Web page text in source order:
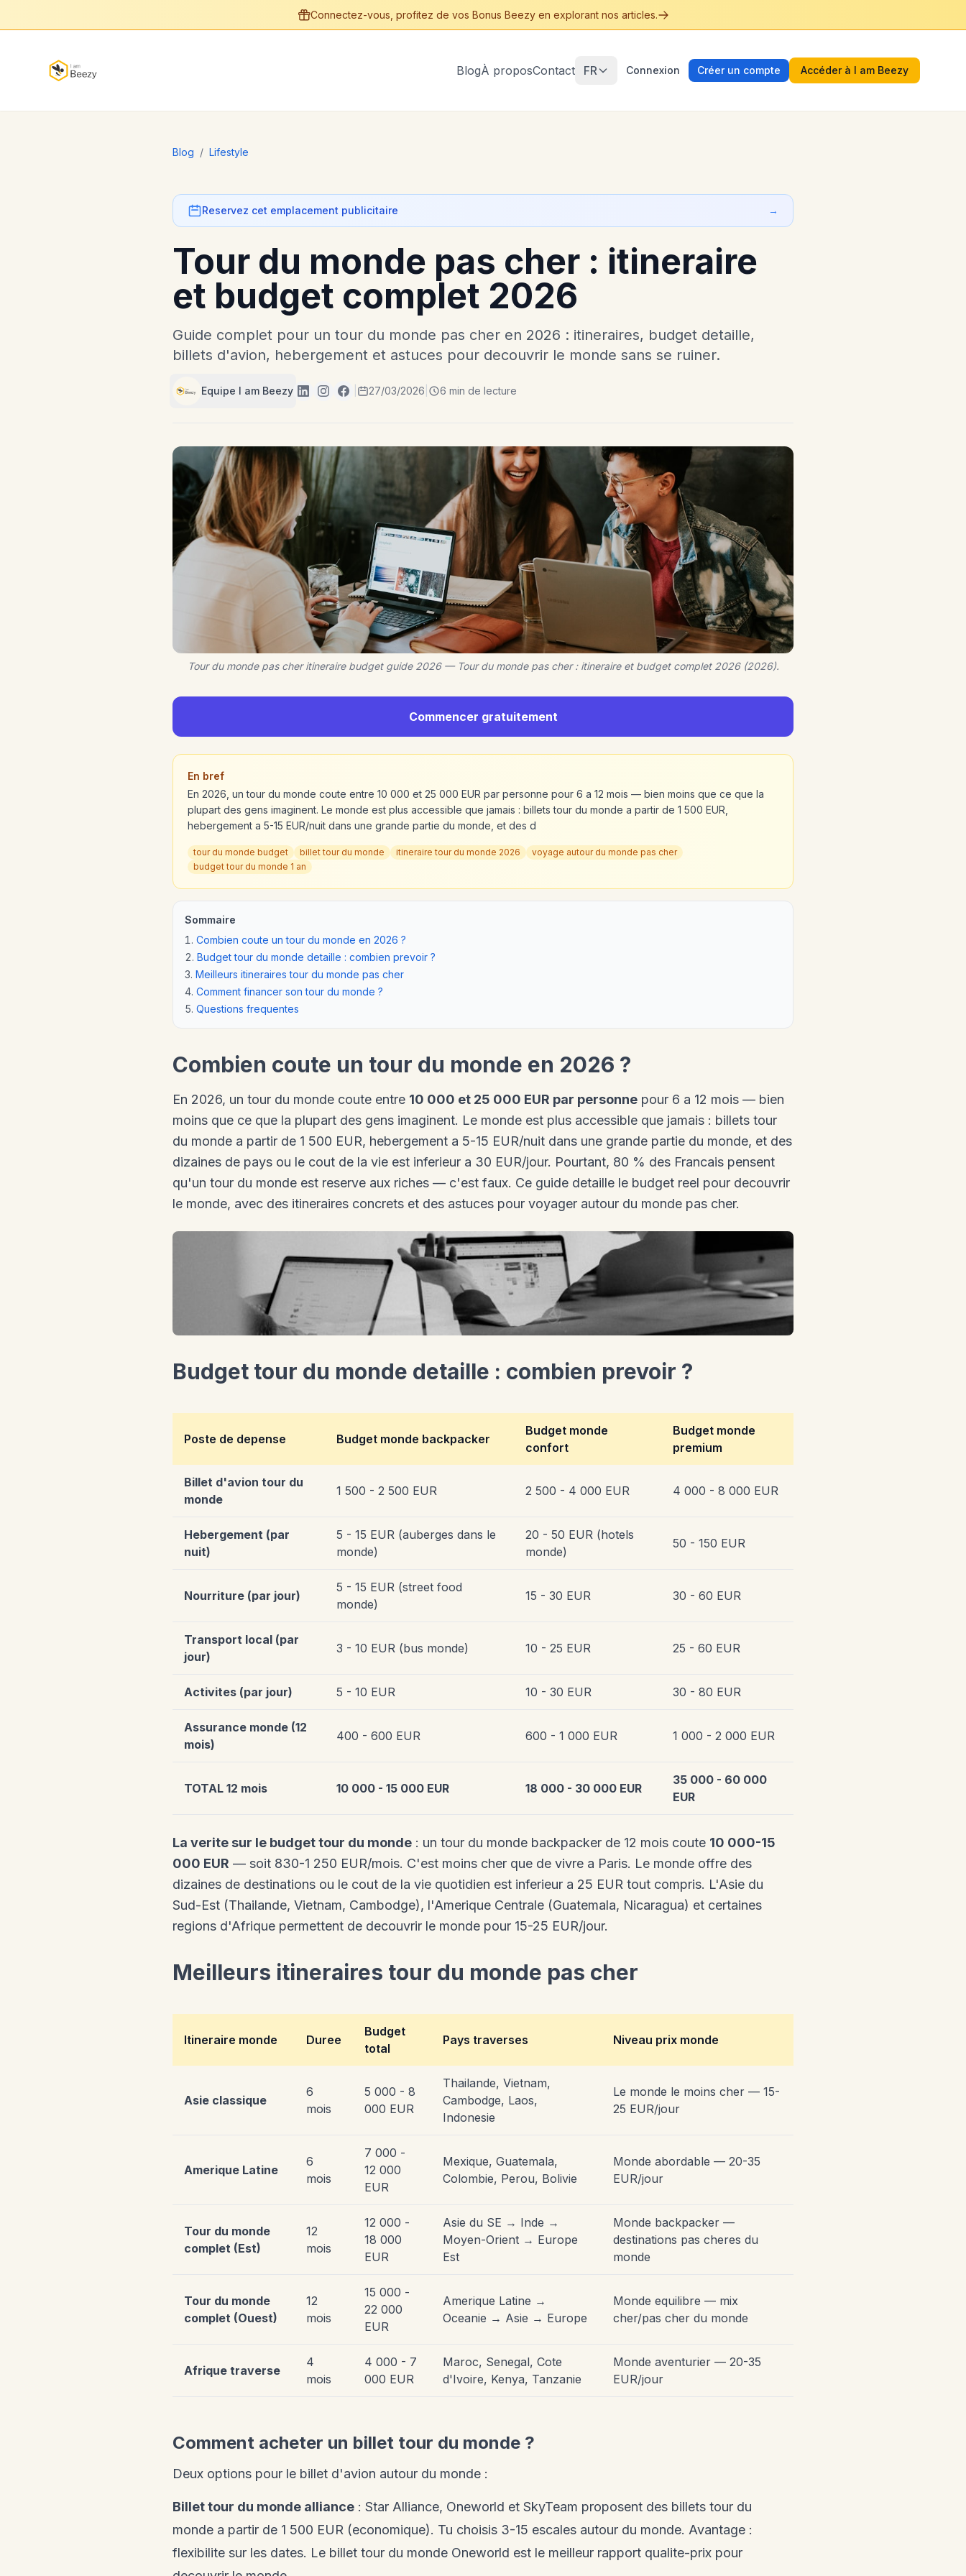
Connectez-vous, profitez de vos Bonus Beezy en explorant nos articles.
BlogÀ proposContact FR Connexion Créer un compte Accéder à I am Beezy
Blog / Lifestyle
Reservez cet emplacement publicitaire →
Tour du monde pas cher : itineraire
et budget complet 2026
Guide complet pour un tour du monde pas cher en 2026 : itineraires, budget detaille,
billets d'avion, hebergement et astuces pour decouvrir le monde sans se ruiner.
Equipe I am Beezy 27/03/2026 6 min de lecture
Tour du monde pas cher itineraire budget guide 2026 — Tour du monde pas cher : itineraire et budget complet 2026 (2026).
Commencer gratuitement
En bref
En 2026, un tour du monde coute entre 10 000 et 25 000 EUR par personne pour 6 a 12 mois — bien moins que ce que la
plupart des gens imaginent. Le monde est plus accessible que jamais : billets tour du monde a partir de 1 500 EUR,
hebergement a 5-15 EUR/nuit dans une grande partie du monde, et des d
tour du monde budget billet tour du monde itineraire tour du monde 2026
voyage autour du monde pas cher
budget tour du monde 1 an
Sommaire
Combien coute un tour du monde en 2026 ?
Budget tour du monde detaille : combien prevoir ?
Meilleurs itineraires tour du monde pas cher
Comment financer son tour du monde ?
Questions frequentes
Combien coute un tour du monde en 2026 ?
En 2026, un tour du monde coute entre 10 000 et 25 000 EUR par personne pour 6 a 12 mois — bien
moins que ce que la plupart des gens imaginent. Le monde est plus accessible que jamais : billets tour
du monde a partir de 1 500 EUR, hebergement a 5-15 EUR/nuit dans une grande partie du monde, et des
dizaines de pays ou le cout de la vie est inferieur a 30 EUR/jour. Pourtant, 80 % des Francais pensent
qu'un tour du monde est reserve aux riches — c'est faux. Ce guide detaille le budget reel pour decouvrir
le monde, avec des itineraires concrets et des astuces pour voyager autour du monde pas cher.
Budget tour du monde detaille : combien prevoir ?
Poste de depense Budget monde backpacker
Budget monde
confort
Budget monde
premium
Billet d'avion tour du
monde
1 500 - 2 500 EUR 2 500 - 4 000 EUR 4 000 - 8 000 EUR
Hebergement (par
nuit)
5 - 15 EUR (auberges dans le
monde)
20 - 50 EUR (hotels
monde)
50 - 150 EUR
Nourriture (par jour)
5 - 15 EUR (street food
monde)
15 - 30 EUR 30 - 60 EUR
Transport local (par
jour)
3 - 10 EUR (bus monde) 10 - 25 EUR 25 - 60 EUR
Activites (par jour) 5 - 10 EUR 10 - 30 EUR 30 - 80 EUR
Assurance monde (12
mois)
400 - 600 EUR 600 - 1 000 EUR 1 000 - 2 000 EUR
TOTAL 12 mois 10 000 - 15 000 EUR 18 000 - 30 000 EUR
35 000 - 60 000
EUR
La verite sur le budget tour du monde : un tour du monde backpacker de 12 mois coute 10 000-15
000 EUR — soit 830-1 250 EUR/mois. C'est moins cher que de vivre a Paris. Le monde offre des
dizaines de destinations ou le cout de la vie quotidien est inferieur a 25 EUR tout compris. L'Asie du
Sud-Est (Thailande, Vietnam, Cambodge), l'Amerique Centrale (Guatemala, Nicaragua) et certaines
regions d'Afrique permettent de decouvrir le monde pour 15-25 EUR/jour.
Meilleurs itineraires tour du monde pas cher
Itineraire monde Duree
Budget
total
Pays traverses Niveau prix monde
Asie classique
6
mois
5 000 - 8
000 EUR
Thailande, Vietnam,
Cambodge, Laos,
Indonesie
Le monde le moins cher — 15-
25 EUR/jour
Amerique Latine
6
mois
7 000 -
12 000
EUR
Mexique, Guatemala,
Colombie, Perou, Bolivie
Monde abordable — 20-35
EUR/jour
Tour du monde
complet (Est)
12
mois
12 000 -
18 000
EUR
Asie du SE → Inde →
Moyen-Orient → Europe
Est
Monde backpacker —
destinations pas cheres du
monde
Tour du monde
complet (Ouest)
12
mois
15 000 -
22 000
EUR
Amerique Latine →
Oceanie → Asie → Europe
Monde equilibre — mix
cher/pas cher du monde
Afrique traverse
4
mois
4 000 - 7
000 EUR
Maroc, Senegal, Cote
d'Ivoire, Kenya, Tanzanie
Monde aventurier — 20-35
EUR/jour
Comment acheter un billet tour du monde ?
Deux options pour le billet d'avion autour du monde :
Billet tour du monde alliance : Star Alliance, Oneworld et SkyTeam proposent des billets tour du
monde a partir de 1 500 EUR (economique). Tu choisis 3-15 escales autour du monde. Avantage :
flexibilite sur les dates. Le billet tour du monde Oneworld est le meilleur rapport qualite-prix pour